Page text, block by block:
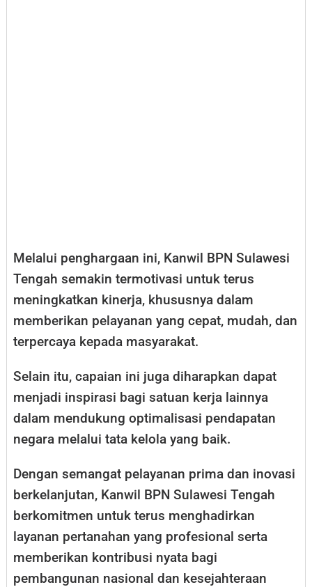
Melalui penghargaan ini, Kanwil BPN Sulawesi
Tengah semakin termotivasi untuk terus
meningkatkan kinerja, khususnya dalam
memberikan pelayanan yang cepat, mudah, dan
terpercaya kepada masyarakat.
Selain itu, capaian ini juga diharapkan dapat
menjadi inspirasi bagi satuan kerja lainnya
dalam mendukung optimalisasi pendapatan
negara melalui tata kelola yang baik.
Dengan semangat pelayanan prima dan inovasi
berkelanjutan, Kanwil BPN Sulawesi Tengah
berkomitmen untuk terus menghadirkan
layanan pertanahan yang profesional serta
memberikan kontribusi nyata bagi
pembangunan nasional dan kesejahteraan